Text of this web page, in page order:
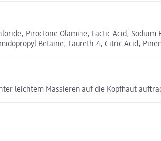
Piroctone Olamine, Lactic Acid,
Betaine, Laureth-4, Citric Acid,
leichtem Massieren auf die Kopfhaut